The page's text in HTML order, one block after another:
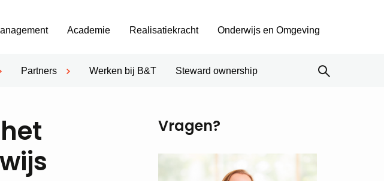
Partners Werken bij B&T Steward ownership
Academie Realisatiekracht Onderwijs en Omgeving
Vragen?